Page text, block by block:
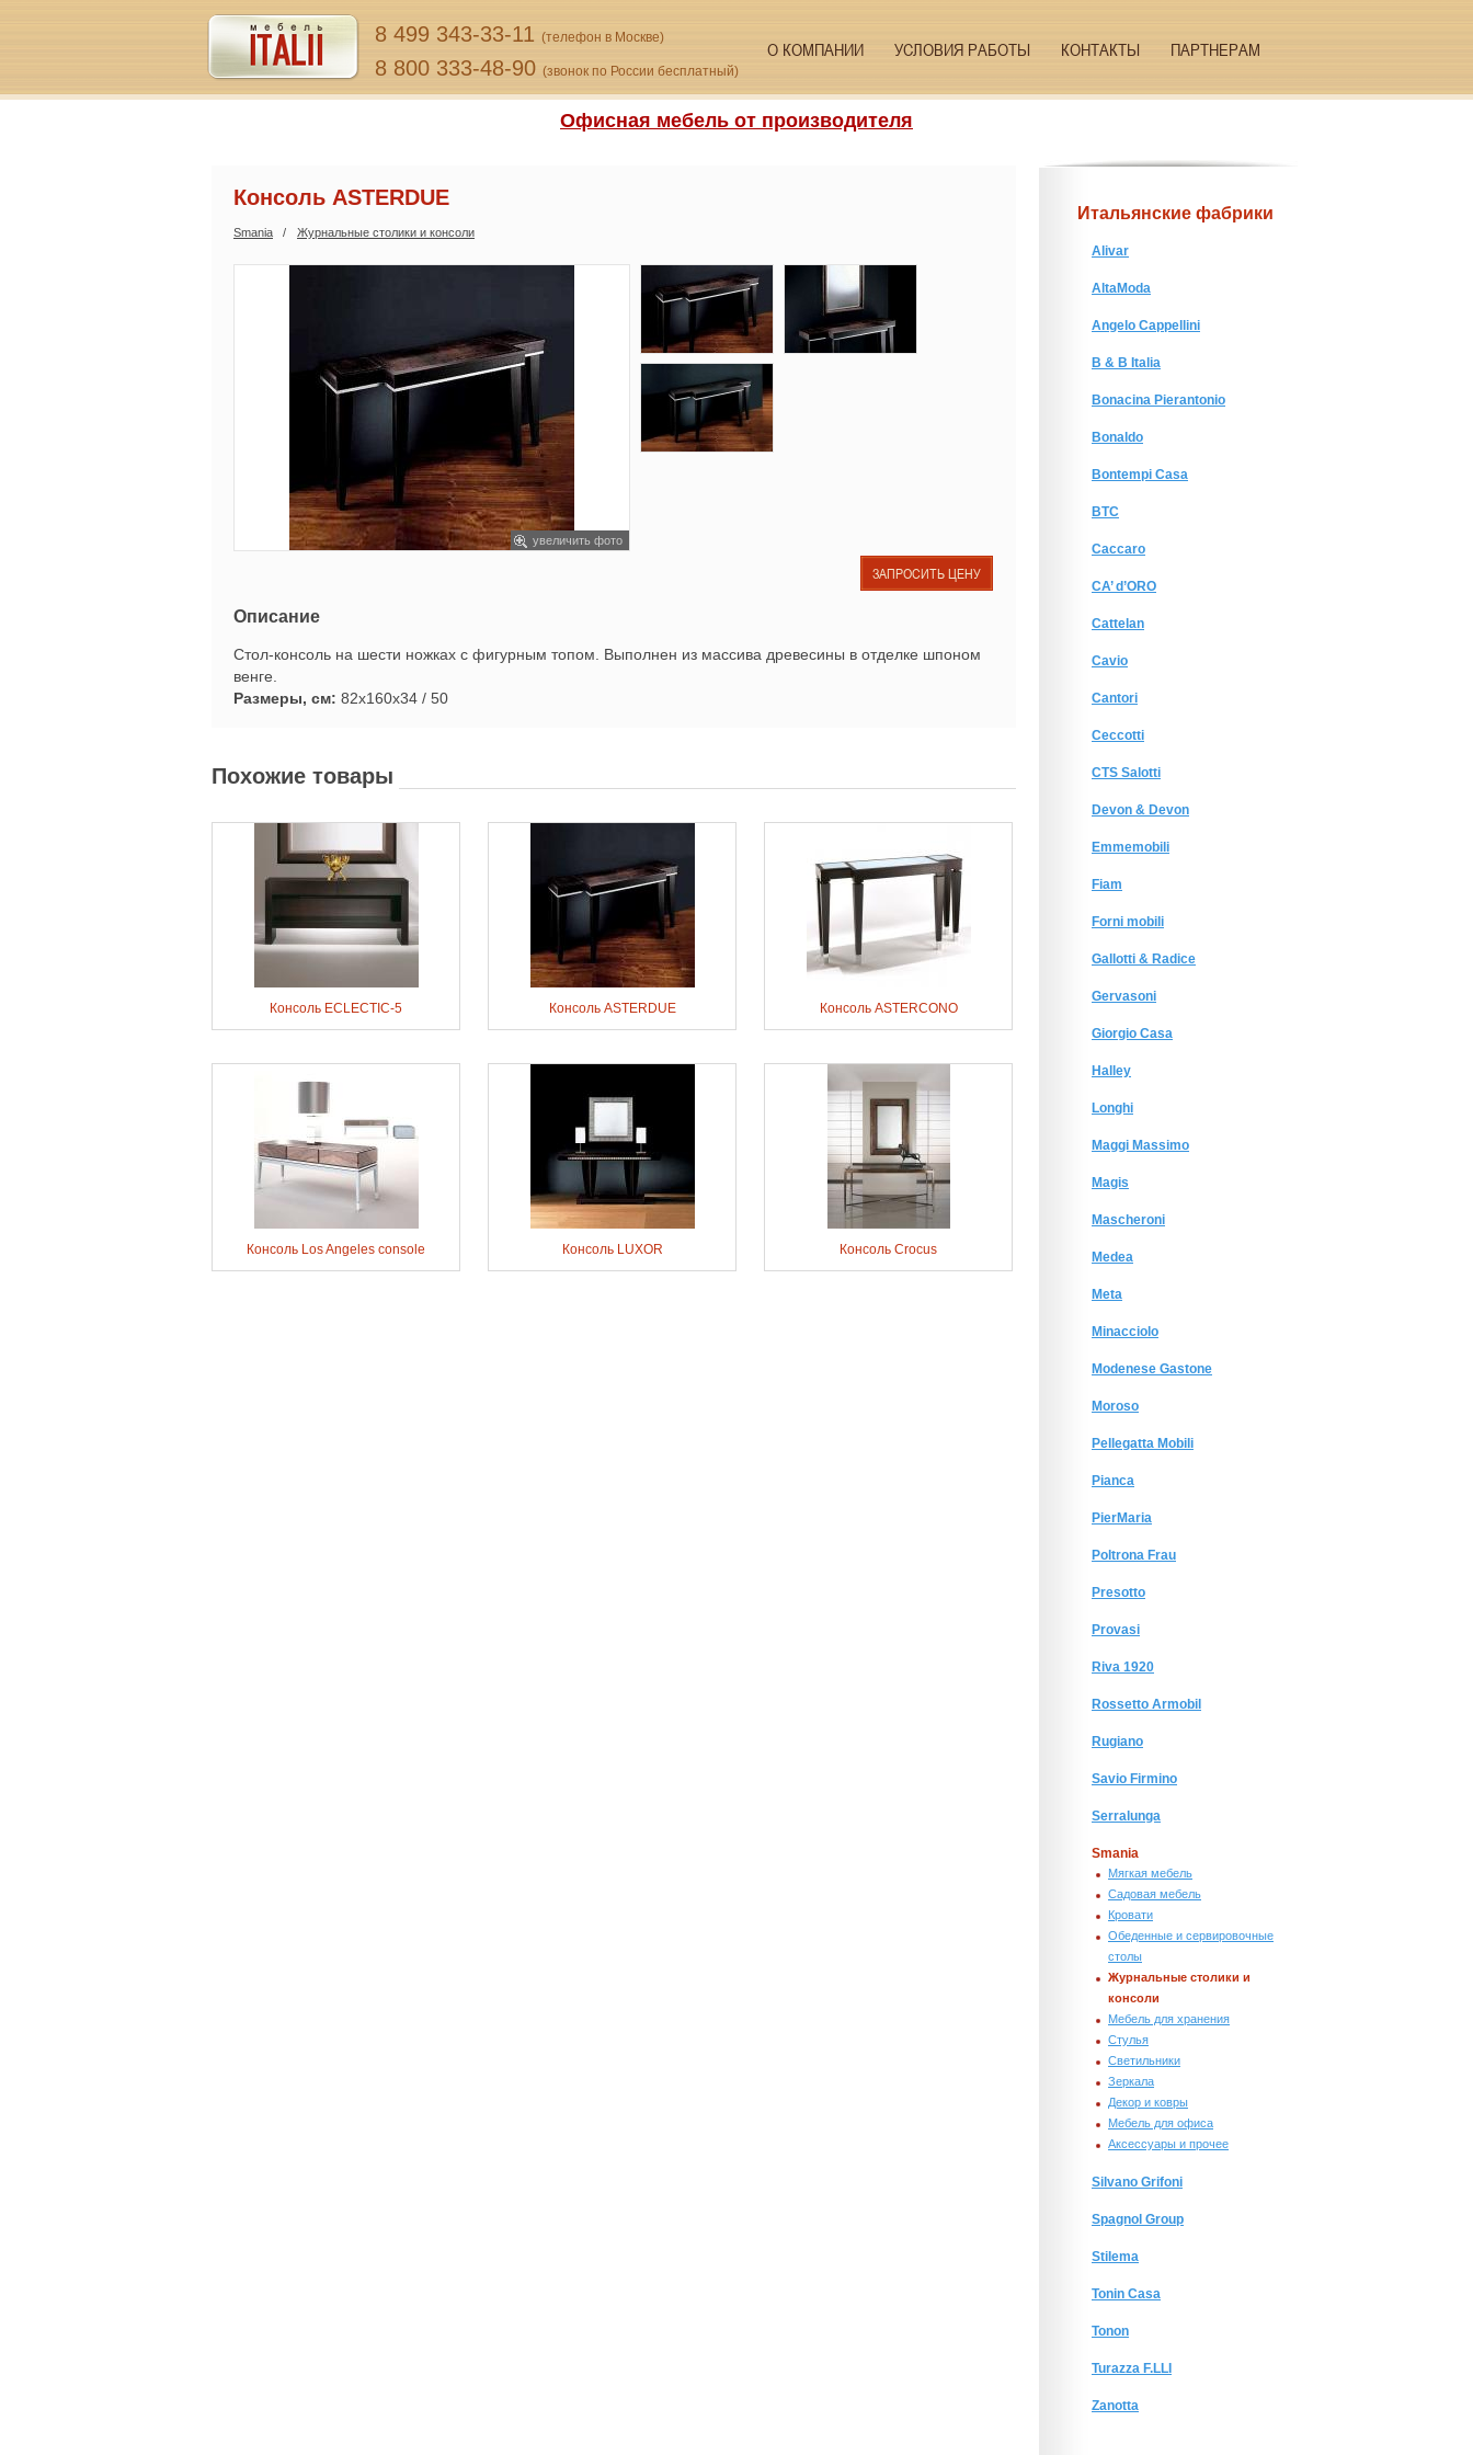
8 499 343-33-11 (телефон в Москве)
8 800 333-48-90 (звонок по России бесплатный)
О КОМПАНИИ УСЛОВИЯ РАБОТЫ КОНТАКТЫ ПАРТНЕРАМ
Офисная мебель от производителя
Консоль ASTERDUE
Smania Журнальные столики и консоли
увеличить фото
ЗАПРОСИТЬ ЦЕНУ
Описание
Стол-консоль на шести ножках с фигурным топом. Выполнен из массива древесины в отделке шпоном
венге.
Размеры, см: 82х160х34 / 50
Похожие товары
Консоль ECLECTIC-5 Консоль ASTERDUE Консоль ASTERCONO
Консоль Los Angeles console Консоль LUXOR Консоль Crocus
Итальянские фабрики
Alivar
AltaModa
Angelo Cappellini
B & B Italia
Bonacina Pierantonio
Bonaldo
Bontempi Casa
BTC
Caccaro
CA’ d’ORO
Cattelan
Cavio
Cantori
Ceccotti
CTS Salotti
Devon & Devon
Emmemobili
Fiam
Forni mobili
Gallotti & Radice
Gervasoni
Giorgio Сasa
Halley
Longhi
Maggi Massimo
Magis
Mascheroni
Medea
Meta
Minacciolo
Modenese Gastone
Moroso
Pellegatta Mobili
Pianca
PierMaria
Poltrona Frau
Presotto
Provasi
Riva 1920
Rossetto Armobil
Rugiano
Savio Firmino
Serralunga
Smania
Мягкая мебель
Садовая мебель
Кровати
Обеденные и сервировочные
столы
Журнальные столики и
консоли
Мебель для хранения
Стулья
Светильники
Зеркала
Декор и ковры
Мебель для офиса
Аксессуары и прочее
Silvano Grifoni
Spagnol Group
Stilema
Tonin Casa
Tonon
Turazza F.LLI
Zanotta